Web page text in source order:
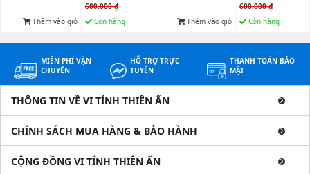
Thêm vào giỏ
600.000 ₫
Còn hàng
Thêm vào giỏ
600.000 ₫
Còn hàng
MIỄN PHÍ VẬN
CHUYỂN
HỖ TRỢ TRỰC
TUYẾN
THANH TOÁN BẢO
MẬT
THÔNG TIN VỀ VI TÍNH THIÊN ẤN
CHÍNH SÁCH MUA HÀNG & BẢO HÀNH
CỘNG ĐỒNG VI TÍNH THIÊN ẤN